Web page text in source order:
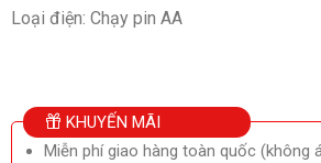
Loại điện: Chạy pin AA
KHUYẾN MÃI
Miễn phí giao hàng toàn quốc (không